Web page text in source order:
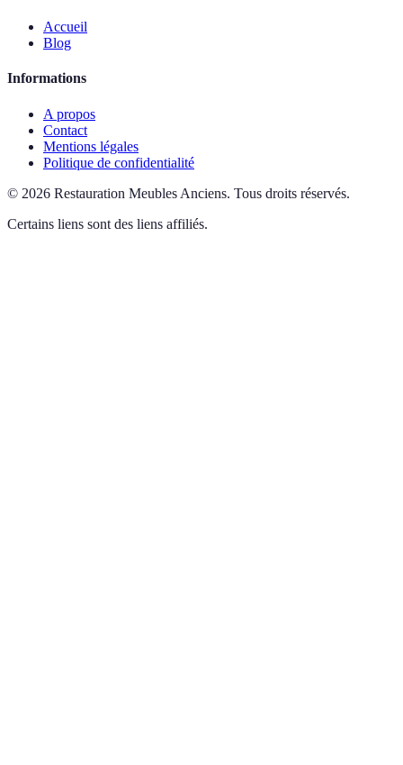
Accueil
Blog
Informations
A propos
Contact
Mentions légales
Politique de confidentialité
© 2026 Restauration Meubles Anciens. Tous droits réservés.
Certains liens sont des liens affiliés.